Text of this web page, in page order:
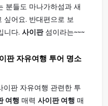
분들도 마나가하섬과 새
싶어요. 반대편으로 보
니다. 사이판섬이라는~~~
판 자유여행 투어 명소
이판 자유여행 관련한 투
여행 매력 사이판 여행 매